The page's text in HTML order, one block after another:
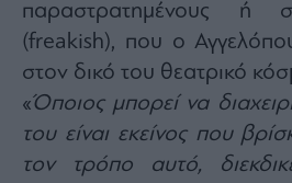
παραστρατημένους ή
(freakish), που ο
στον δικό του θεατρικό
«Όποιος μπορεί να
του είναι εκείνος που
τον τρόπο αυτό,